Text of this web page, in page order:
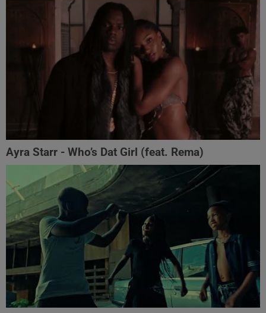
Ayra Starr - Who’s Dat Girl (feat. Rema)